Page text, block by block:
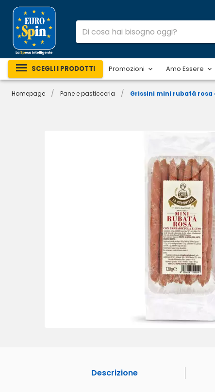
SCEGLI I PRODOTTI Promozioni Amo Essere
Homepage / Pane e pasticceria / Grissini mini rubatà
Descrizione